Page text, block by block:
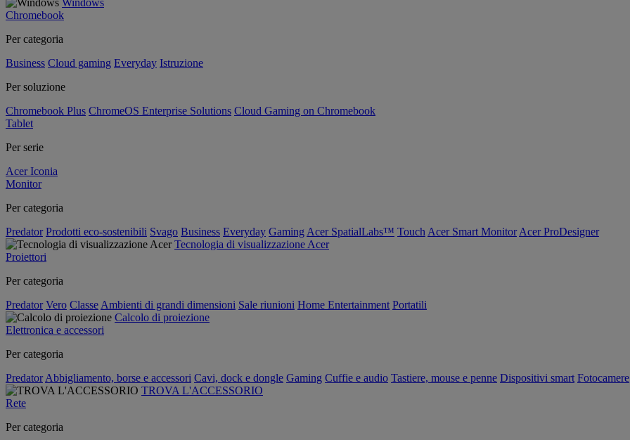
Windows
Chromebook
Per categoria
Business Cloud gaming Everyday Istruzione
Per soluzione
Chromebook Plus ChromeOS Enterprise Solutions Cloud Gaming on Chromebook
Tablet
Per serie
Acer Iconia
Monitor
Per categoria
Predator Prodotti eco-sostenibili Svago Business Everyday Gaming Acer SpatialLabs™ Touch Acer Smart Monitor Acer ProDesigner
Tecnologia di visualizzazione Acer
Proiettori
Per categoria
Predator Vero Classe Ambienti di grandi dimensioni Sale riunioni Home Entertainment Portatili
Calcolo di proiezione
Elettronica e accessori
Per categoria
Predator Abbigliamento, borse e accessori Cavi, dock e dongle Gaming Cuffie e audio Tastiere, mouse e penne Dispositivi smart Fotocamere
TROVA L'ACCESSORIO
Rete
Per categoria